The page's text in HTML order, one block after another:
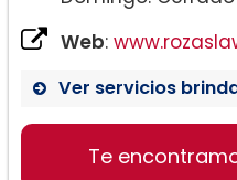
Web:
Ver servicios
Te